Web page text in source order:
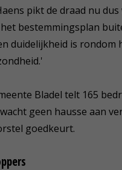
pikt de draad nu
bestemmingsplan
duidelijkheid is rondom
Bladel telt 165
geen hausse aan
goedkeurt.